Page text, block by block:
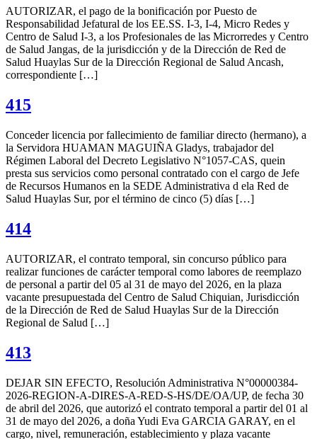
AUTORIZAR, el pago de la bonificación por Puesto de
Responsabilidad Jefatural de los EE.SS. I-3, I-4, Micro Redes y
Centro de Salud I-3, a los Profesionales de las Microrredes y Centro
de Salud Jangas, de la jurisdicción y de la Dirección de Red de
Salud Huaylas Sur de la Dirección Regional de Salud Ancash,
correspondiente […]
415
Conceder licencia por fallecimiento de familiar directo (hermano), a
la Servidora HUAMAN MAGUIÑA Gladys, trabajador del
Régimen Laboral del Decreto Legislativo N°1057-CAS, quein
presta sus servicios como personal contratado con el cargo de Jefe
de Recursos Humanos en la SEDE Administrativa d ela Red de
Salud Huaylas Sur, por el término de cinco (5) días […]
414
AUTORIZAR, el contrato temporal, sin concurso público para
realizar funciones de carácter temporal como labores de reemplazo
de personal a partir del 05 al 31 de mayo del 2026, en la plaza
vacante presupuestada del Centro de Salud Chiquian, Jurisdicción
de la Dirección de Red de Salud Huaylas Sur de la Dirección
Regional de Salud […]
413
DEJAR SIN EFECTO, Resolución Administrativa N°00000384-
2026-REGION-A-DIRES-A-RED-S-HS/DE/OA/UP, de fecha 30
de abril del 2026, que autorizó el contrato temporal a partir del 01 al
31 de mayo del 2026, a doña Yudi Eva GARCIA GARAY, en el
cargo, nivel, remuneración, establecimiento y plaza vacante